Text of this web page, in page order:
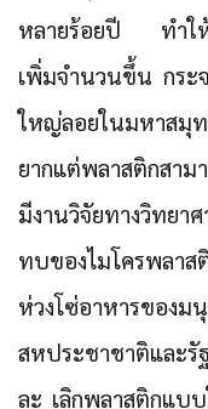
หลายร้อยปี ทำให้
เพิ่มจำนวนขึ้น กระ
ใหญ่ลอยในมหาสมุท
ยากแต่พลาสติกสาม
มีงานวิจัยทางวิทยา
ทบของไมโครพลาส
ห่วงโซ่อาหารขอ
สหประชาชาติและรั
ละ เลิกพลาสติกแบบ